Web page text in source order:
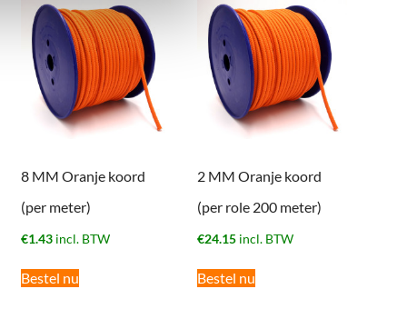
8 MM Oranje koord
(per meter)
€1.43 incl. BTW
Bestel nu
2 MM Oranje koord
(per role 200 meter)
€24.15 incl. BTW
Bestel nu